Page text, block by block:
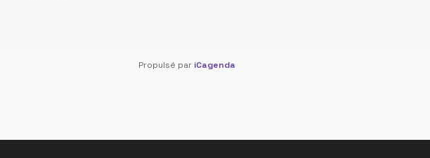
Propulsé par iCagenda